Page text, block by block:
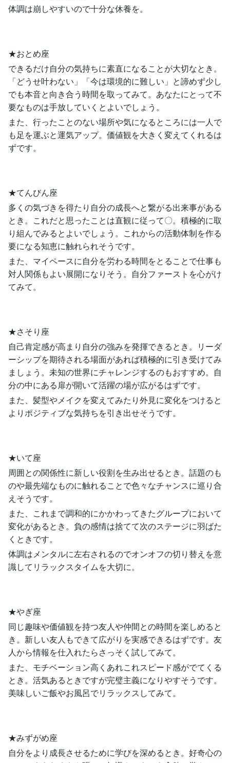
体調は崩しやすいので十分な休養を。
★おとめ座
できるだけ自分の気持ちに素直になることが大切なとき。
「どうせ叶わない」「今は環境的に難しい」と諦めず少し
でも本音と向き合う時間を取ってみて。あなたにとって不
要なものは手放していくとよいでしょう。
また、行ったことのない場所や気になるところには一人で
も足を運ぶと運気アップ。価値観を大きく変えてくれるは
ずです。
★てんびん座
多くの気づきを得たり自分の成長へと繋がる出来事がある
とき。これだと思ったことは直観に従って〇。積極的に取
り組んでみるとよいでしょう。これからの活動体制を作る
要になる知恵に触れられそうです。
また、マイペースに自分を労わる時間をとることで仕事も
対人関係もよい展開になりそう。自分ファーストを心がけ
てみて。
★さそり座
自己肯定感が高まり自分の強みを発揮できるとき。リーダ
ーシップを期待される場面があれば積極的に引き受けてみ
ましょう。未知の世界にチャレンジするのもおすすめ。自
分の中にある扉が開いて活躍の場が広がるはずです。
また、髪型やメイクを変えてみたり外見に変化をつけると
よりポジティブな気持ちを引き出せそうです。
★いて座
周囲との関係性に新しい役割を生み出せるとき。話題のも
のや最先端なものに触れることで色々なチャンスに巡り合
えそうです。
また、これまで調和的にかかわってきたグループにおいて
変化があるとき。負の感情は捨てて次のステージに羽ばた
くときです。
体調はメンタルに左右されるのでオンオフの切り替えを意
識してリラックスタイムを大切に。
★やぎ座
同じ趣味や価値観を持つ友人や仲間との時間を楽しめると
き。新しい友人もできて広がりを実感できるはずです。友
人から情報を仕入れたらさっそく試してみて。
また、モチベーション高くあれこれスピード感がでてくる
とき。活気あるときですが完璧主義になりやすそうです。
美味しいご飯やお風呂でリラックスしてみて。
★みずがめ座
自分をより成長させるために学びを深めるとき。好奇心の